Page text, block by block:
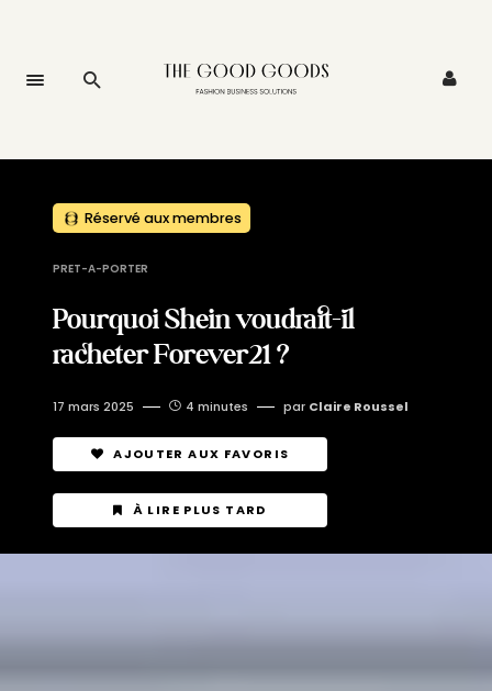
Réservé aux membres
PRET-A-PORTER
Pourquoi Shein voudrait-il
racheter Forever21 ?
17 mars 2025 4 minutes par Claire Roussel
AJOUTER AUX FAVORIS
À LIRE PLUS TARD